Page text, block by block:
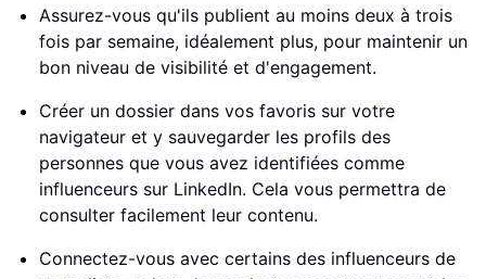
Assurez-vous qu'ils publient au moins deux à trois
fois par semaine, idéalement plus, pour maintenir un
bon niveau de visibilité et d'engagement.
Créer un dossier dans vos favoris sur votre
navigateur et y sauvegarder les profils des
personnes que vous avez identifiées comme
influenceurs sur LinkedIn. Cela vous permettra de
consulter facilement leur contenu.
Connectez-vous avec certains des influenceurs de